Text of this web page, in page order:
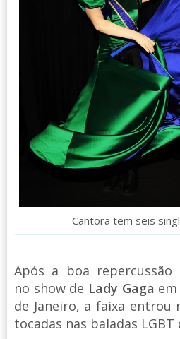
Cantora tem seis
Após a boa repercussão
no show de Lady Gaga
de Janeiro, a faixa entrou
tocadas nas baladas LGBT